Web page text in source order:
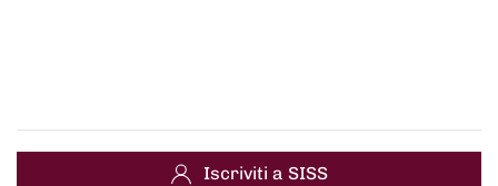
Iscriviti a SISS